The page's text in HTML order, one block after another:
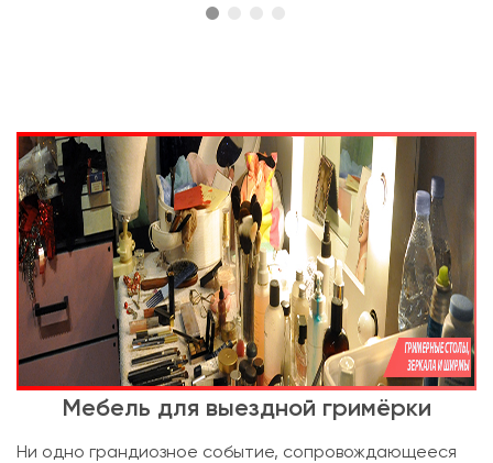
Мебель для выездной гримёрки
Ни одно грандиозное событие, сопровождающееся